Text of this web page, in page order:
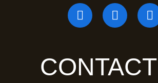
F
a
c
b
o
I
n
s
a
g
T
r
i
a
CONTACT